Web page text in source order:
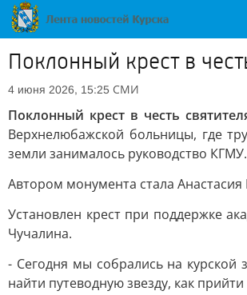
Поклонный крест в
4 июня 2026, 15:25 СМИ
Поклонный крест в честь
Верхнелюбажской больницы, где
земли занималось руководство КГМУ.
Автором монумента стала
Установлен крест при поддержке
Чучалина.
- Сегодня мы собрались на курской
найти путеводную звезду, как